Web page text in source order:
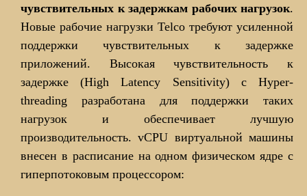
чувствительных к задержкам рабочих нагрузок.
Новые рабочие нагрузки Telco требуют усиленной
поддержки чувствительных к задержке
приложений. Высокая чувствительность к
задержке (High Latency Sensitivity) с Hyper-
threading разработана для поддержки таких
нагрузок и обеспечивает лучшую
производительность. vCPU виртуальной машины
внесен в расписание на одном физическом ядре с
гиперпотоковым процессором: